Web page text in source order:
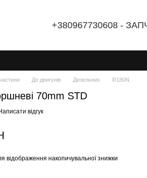
+380967730608 -
До двигунів Дизельних R180N
70mm STD
відгук
відображення накопичувальної знижки